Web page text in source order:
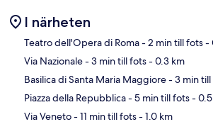
I närheten
Teatro dell'Opera di Roma- 2 min till fots-
Via Nazionale- 3 min till fots- 0.3 km
Basilica di Santa Maria Maggiore- 3 min
Piazza della Repubblica- 5 min till fots-
Via Veneto- 11 min till fots- 1.0 km